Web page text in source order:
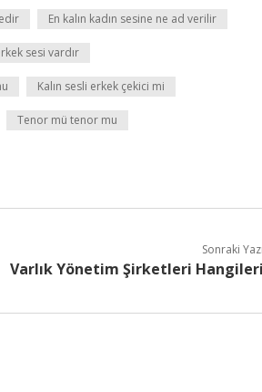
En kalın kadın sesine ne ad verilir
sesi vardır
Kalın sesli erkek çekici mi
Tenor mü tenor mu
Sonraki Yazı
Varlık Yönetim Şirketleri Hangileri